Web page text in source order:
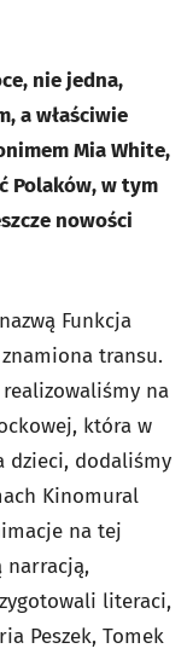
nie jedna,
a właściwie
Mia White,
Polaków, w tym
nowości
Funkcja
transu.
na
która w
dzieci, dodaliśmy
Kinomural
na tej
narracją,
literaci,
Peszek, Tomek